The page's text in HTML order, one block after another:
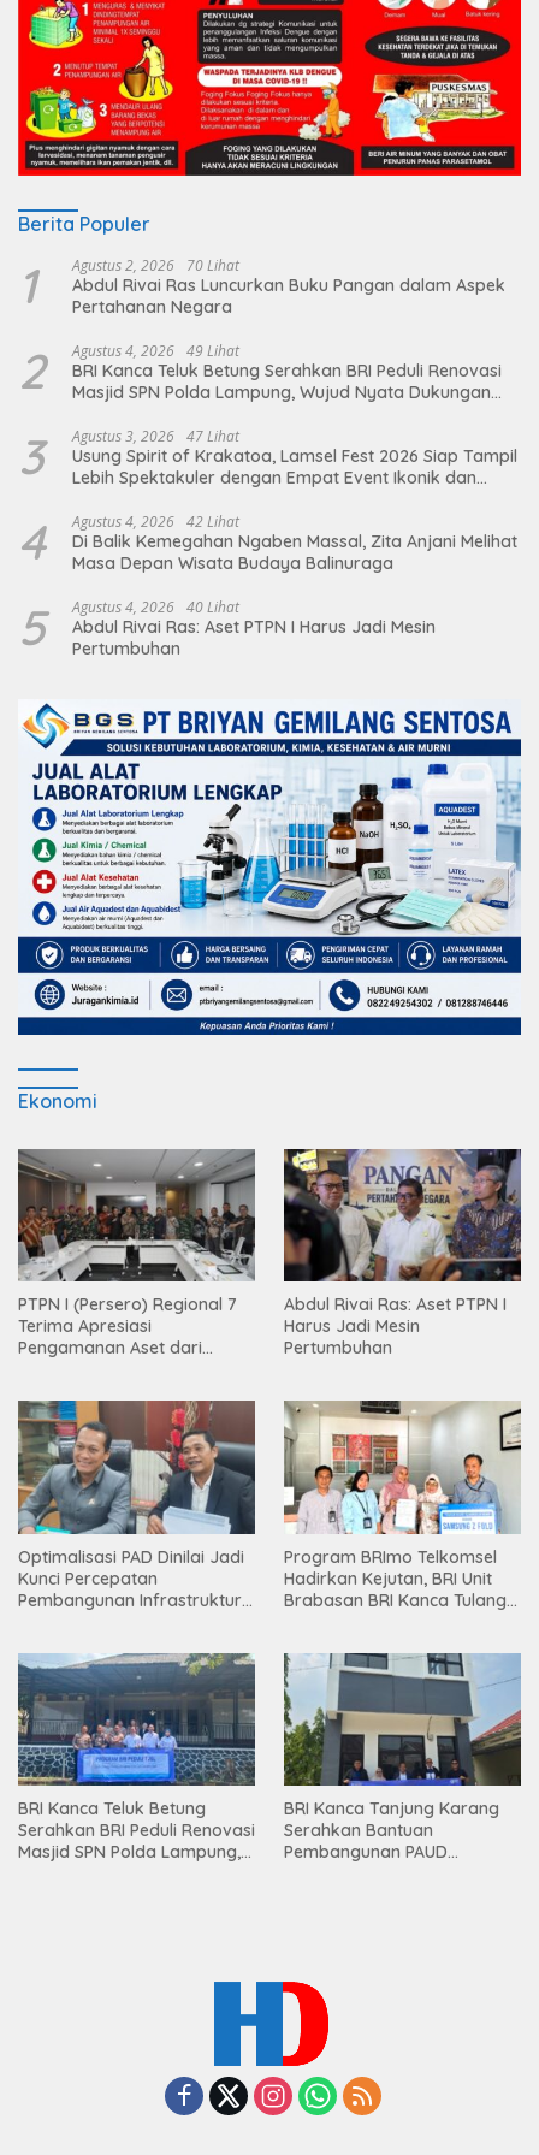
Berita Populer
1 Agustus 2, 2026 70 Lihat
Abdul Rivai Ras Luncurkan Buku Pangan dalam Aspek
Pertahanan Negara
2 Agustus 4, 2026 49 Lihat
BRI Kanca Teluk Betung Serahkan BRI Peduli Renovasi
Masjid SPN Polda Lampung, Wujud Nyata Dukungan
3 Agustus 3, 2026 47 Lihat
Usung Spirit of Krakatoa, Lamsel Fest 2026 Siap Tampil
Lebih Spektakuler dengan Empat Event Ikonik dan
4 Agustus 4, 2026 42 Lihat
Di Balik Kemegahan Ngaben Massal, Zita Anjani Melihat
Masa Depan Wisata Budaya Balinuraga
5 Agustus 4, 2026 40 Lihat
Abdul Rivai Ras: Aset PTPN I Harus Jadi Mesin
Pertumbuhan
Ekonomi
PTPN I (Persero) Regional 7
Terima Apresiasi
Pengamanan Aset dari
Abdul Rivai Ras: Aset PTPN I
Harus Jadi Mesin
Pertumbuhan
Optimalisasi PAD Dinilai Jadi
Kunci Percepatan
Pembangunan Infrastruktur
Program BRImo Telkomsel
Hadirkan Kejutan, BRI Unit
Brabasan BRI Kanca Tulang
Mesuji
BRI Kanca Teluk Betung
Serahkan BRI Peduli Renovasi
Masjid SPN Polda Lampung,
BRI Kanca Tanjung Karang
Serahkan Bantuan
Pembangunan PAUD